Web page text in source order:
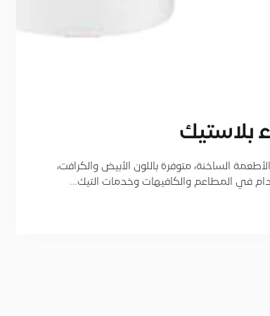
بلاستيك
الساخنة، متوفرة باللون الأبيض والكرافت،
في المطاعم والكافيهات وخدمات التيك…